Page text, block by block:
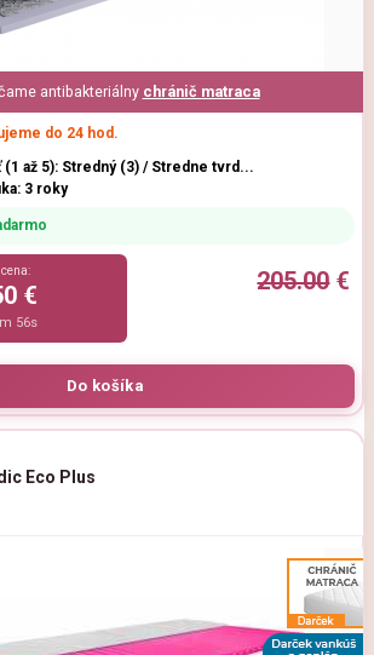
antibakteriálny chránič matraca
do 24 hod.
až 5): Stredný (3) / Stredne tvrd...
3 roky
205.00€
cena:
€
54s
Eco Plus